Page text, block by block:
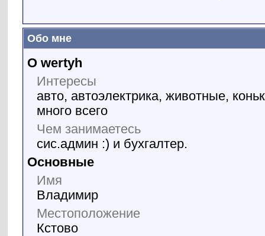
Обо мне
О wertyh
Интересы
авто, автоэлектрика, животные,
много всего
Чем занимаетесь
сис.админ :) и бухгалтер.
Основные
Имя
Владимир
Местоположение
Кстово